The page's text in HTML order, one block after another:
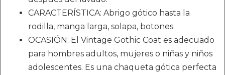
CARACTERÍSTICA: Abrigo gótico hasta la
rodilla, manga larga, solapa, botones.
OCASIÓN: El Vintage Gothic Coat es adecuado
para hombres adultos, mujeres o niñas y niños
adolescentes. Es una chaqueta gótica perfecta